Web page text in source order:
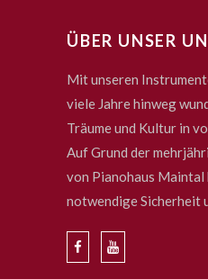
ÜBER UNSER
Mit unseren
viele Jahre hinweg
Träume und Kultur in
Auf Grund der
von Pianohaus
notwendige Sicherheit